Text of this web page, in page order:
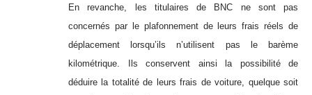
En revanche, les titulaires de BNC ne sont pas
concernés par le plafonnement de leurs frais réels de
déplacement lorsqu’ils n’utilisent pas le barème
kilométrique. Ils conservent ainsi la possibilité de
déduire la totalité de leurs frais de voiture, quelque soit